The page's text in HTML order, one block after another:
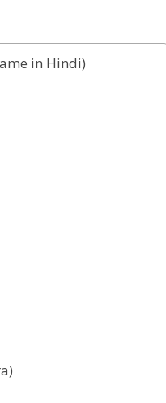
in Hindi)